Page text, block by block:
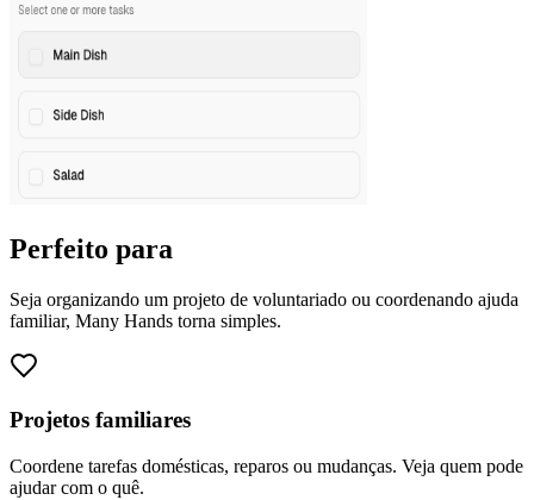
Perfeito para
Seja organizando um projeto de voluntariado ou coordenando ajuda
familiar, Many Hands torna simples.
Projetos familiares
Coordene tarefas domésticas, reparos ou mudanças. Veja quem pode
ajudar com o quê.